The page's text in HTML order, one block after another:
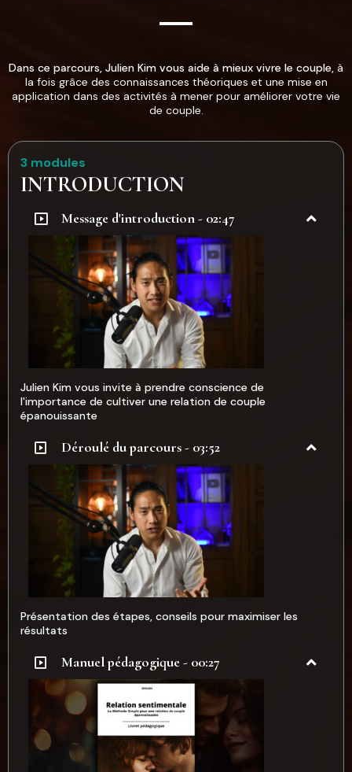
Dans ce parcours, Julien Kim vous aide à mieux vivre le couple, à
la fois grâce des connaissances théoriques et une mise en
application dans des activités à mener pour améliorer votre vie
de couple.
3 modules
INTRODUCTION
Message d'introduction - 02:47
Julien Kim vous invite à prendre conscience de
l'importance de cultiver une relation de couple
épanouissante
Déroulé du parcours - 03:52
Présentation des étapes, conseils pour maximiser les
résultats
Manuel pédagogique - 00:27